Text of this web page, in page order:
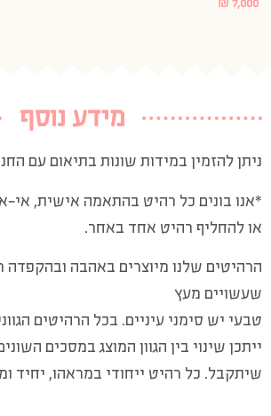
₪ 7,000
מידע נוסף
ניתן להזמין במידות שונות בתיאום עם החנות 052-
*אנו בונים כל רהיט בהתאמה אישית,
או להחליף רהיט אחד באחר.
הרהיטים שלנו מיוצרים באהבה ובהקפדה
שעשויים מעץ
טבעי יש סימני עיניים. בכל הרהיטים
ייתכן שינוי בין הגוון המוצג במסכים
שיתקבל. כל רהיט ייחודי במראהו, יחיד